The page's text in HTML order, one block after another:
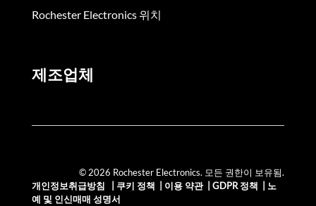
Rochester Electronics 위치
제조업체
© 2026 Rochester Electronics. 모든 권한이 보유됨.
개인정보취급방침
쿠키 정책 이용 약관| GDPR 정책
노
예 및 인신매매 성명서